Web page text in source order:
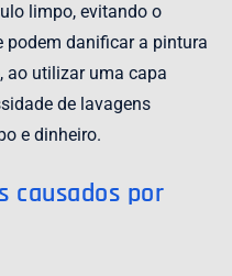
limpo, evitando o
podem danificar a pintura
ao utilizar uma capa
de lavagens
e dinheiro.
causados por